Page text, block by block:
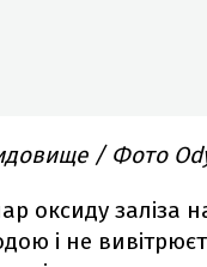
/ Фото
оксиду заліза
і не